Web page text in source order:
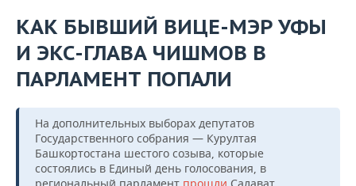
КАК БЫВШИЙ ВИЦЕ-МЭР УФЫ
И ЭКС-ГЛАВА ЧИШМОВ В
ПАРЛАМЕНТ ПОПАЛИ
На дополнительных выборах депутатов
Государственного собрания — Курултая
Башкортостана шестого созыва, которые
состоялись в Единый день голосования, в